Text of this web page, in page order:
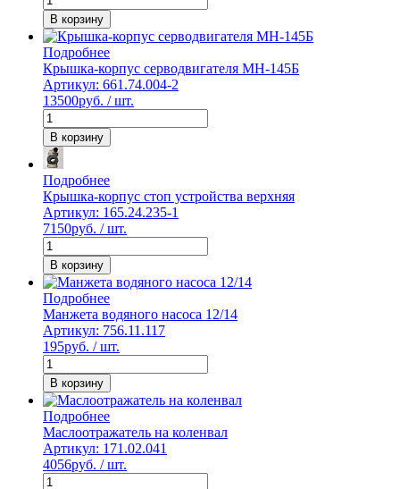
В корзину
Подробнее
Крышка-корпус серводвигателя МН-145Б
Артикул: 661.74.004-2
13500руб. / шт.
В корзину
Подробнее
Крышка-корпус стоп устройства верхняя
Артикул: 165.24.235-1
7150руб. / шт.
В корзину
Подробнее
Манжета водяного насоса 12/14
Артикул: 756.11.117
195руб. / шт.
В корзину
Подробнее
Маслоотражатель на коленвал
Артикул: 171.02.041
4056руб. / шт.